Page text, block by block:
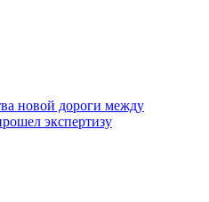
новой дороги между
экспертизу